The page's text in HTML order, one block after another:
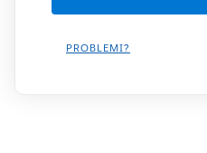
PROBLEMI?